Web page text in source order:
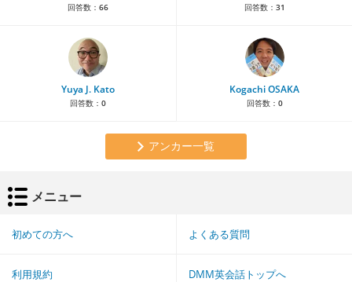
回答数： 66 回答数： 31
Yuya J. Kato
回答数： 0
Kogachi OSAKA
回答数： 0
アンカー一覧
メニュー
初めての方へ よくある質問
利用規約 DMM英会話トップへ